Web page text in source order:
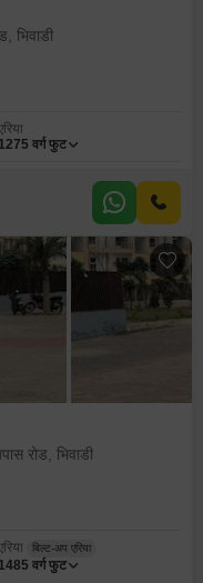
भिवाडी
1275 वर्ग फुट
रोड, भिवाडी
बिल्ट-अप एरिया
1485 वर्ग फुट